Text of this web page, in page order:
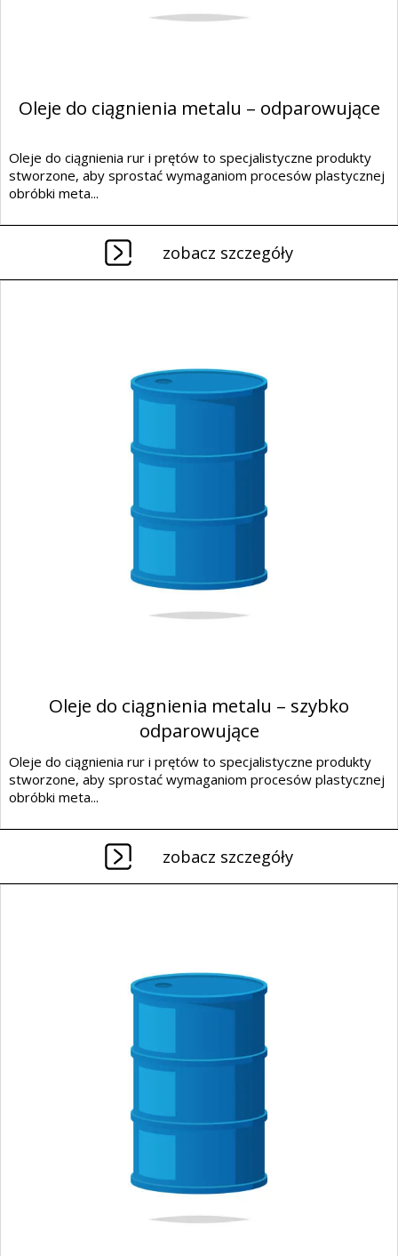
Oleje do ciągnienia metalu – odparowujące
Oleje do ciągnienia rur i prętów to specjalistyczne produkty
stworzone, aby sprostać wymaganiom procesów plastycznej
obróbki meta...
zobacz szczegóły
Oleje do ciągnienia metalu – szybko
odparowujące
Oleje do ciągnienia rur i prętów to specjalistyczne produkty
stworzone, aby sprostać wymaganiom procesów plastycznej
obróbki meta...
zobacz szczegóły